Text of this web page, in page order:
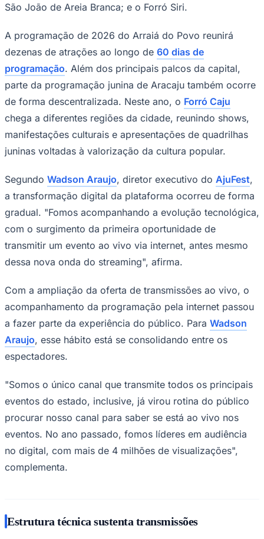
Ceará
São João de Areia Branca; e o Forró Siri.
A programação de 2026 do Arraiá do Povo reunirá
dezenas de atrações ao longo de 60 dias de
programação. Além dos principais palcos da capital,
parte da programação junina de Aracaju também ocorre
de forma descentralizada. Neste ano, o Forró Caju
chega a diferentes regiões da cidade, reunindo shows,
manifestações culturais e apresentações de quadrilhas
juninas voltadas à valorização da cultura popular.
Segundo Wadson Araujo, diretor executivo do AjuFest,
a transformação digital da plataforma ocorreu de forma
gradual. "Fomos acompanhando a evolução tecnológica,
com o surgimento da primeira oportunidade de
transmitir um evento ao vivo via internet, antes mesmo
dessa nova onda do streaming", afirma.
Com a ampliação da oferta de transmissões ao vivo, o
acompanhamento da programação pela internet passou
a fazer parte da experiência do público. Para Wadson
Araujo, esse hábito está se consolidando entre os
espectadores.
"Somos o único canal que transmite todos os principais
eventos do estado, inclusive, já virou rotina do público
procurar nosso canal para saber se está ao vivo nos
eventos. No ano passado, fomos líderes em audiência
no digital, com mais de 4 milhões de visualizações",
complementa.
Estrutura técnica sustenta transmissões